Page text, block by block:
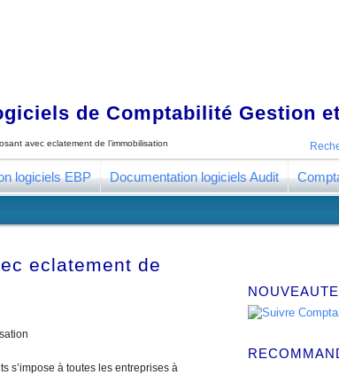
de Comptabilité Gestion
avec eclatement de l’immobilisation
logiciels EBP Documentation logiciels Audit
eclatement de
s’impose à toutes les entreprises à